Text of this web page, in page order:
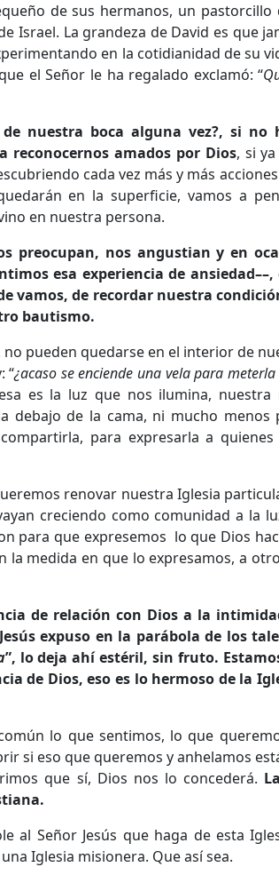
de sus hermanos, un
Israel. La grandeza de David es que
en la cotidianidad de su
el Señor le ha regalado exclamó: “
nuestra boca alguna vez?, si no
amados por Dios, si
cada vez más y más
en la superficie, vamos a
en nuestra persona.
preocupan, nos angustian y en
esa experiencia de
vamos, de recordar nuestra
bautismo.
no pueden quedarse en el interior de
“¿acaso se enciende una vela para
es la luz que nos ilumina, nuestra
debajo de la cama, ni mucho menos
para expresarla a
renovar nuestra Iglesia
creciendo como comunidad a la
para que expresemos lo que Dios
medida en que lo expresamos, a
de relación con Dios a la
expuso en la parábola de los
”, lo deja ahí estéril, sin fruto.
de Dios, eso es lo hermoso de la
lo que sentimos, lo que
si eso que queremos y anhelamos
que sí, Dios nos lo concederá.
al Señor Jesús que haga de esta
Iglesia misionera. Que así sea.